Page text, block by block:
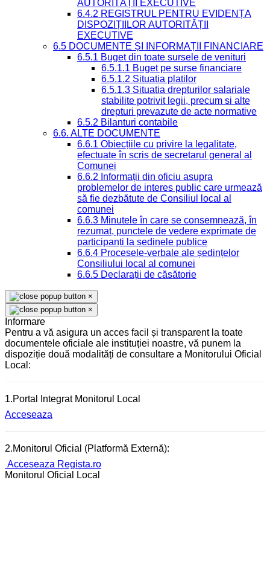
AUTORITĂȚII EXECUTIVE
6.4.2 REGISTRUL PENTRU EVIDENȚA
DISPOZIȚIILOR AUTORITĂȚII
EXECUTIVE
6.5 DOCUMENTE ȘI INFORMAȚII FINANCIARE
6.5.1 Buget din toate sursele de venituri
6.5.1.1 Buget pe surse financiare
6.5.1.2 Situatia platilor
6.5.1.3 Situatia drepturilor salariale
stabilite potrivit legii, precum si alte
drepturi prevazute de acte normative
6.5.2 Bilanturi contabile
6.6. ALTE DOCUMENTE
6.6.1 Obiecțiile cu privire la legalitate,
efectuate în scris de secretarul general al
Comunei
6.6.2 Informații din oficiu asupra
problemelor de interes public care urmează
să fie dezbătute de Consiliul local al
comunei
6.6.3 Minutele în care se consemnează, în
rezumat, punctele de vedere exprimate de
participanți la ședinele publice
6.6.4 Procesele-verbale ale ședințelor
Consiliului local al comunei
6.6.5 Declarații de căsătorie
×
×
Informare
Pentru a vă asigura un acces facil și transparent la toate
documentele oficiale ale instituției noastre, vă punem la
dispoziție două modalități de consultare a Monitorului Oficial
Local:
1.Portal Integrat Monitorul Local
Acceseaza
2.Monitorul Oficial (Platformă Externă):
Acceseaza Regista.ro
Monitorul Oficial Local